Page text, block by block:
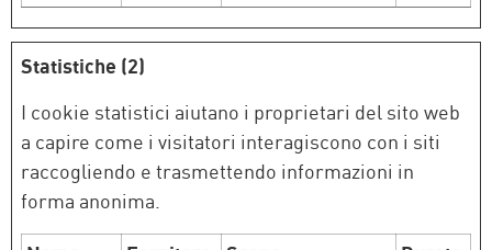
Statistiche (2)
I cookie statistici aiutano i proprietari del sito web
a capire come i visitatori interagiscono con i siti
raccogliendo e trasmettendo informazioni in
forma anonima.